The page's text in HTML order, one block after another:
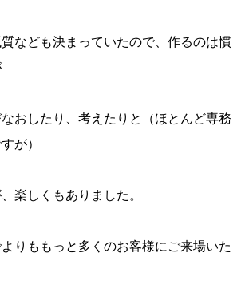
なども決まっていたので、作るのは慣
おしたり、考えたりと（ほとんど専務
が）
楽しくもありました。
りももっと多くのお客様にご来場いた